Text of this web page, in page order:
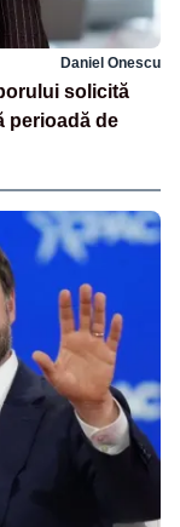
Daniel Onescu
solicită
perioadă de